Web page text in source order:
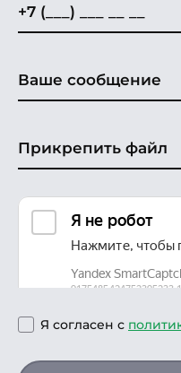
Прикрепить файл
Я согласен с